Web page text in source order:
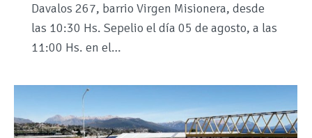
Davalos 267, barrio Virgen Misionera, desde
las 10:30 Hs. Sepelio el día 05 de agosto, a las
11:00 Hs. en el…